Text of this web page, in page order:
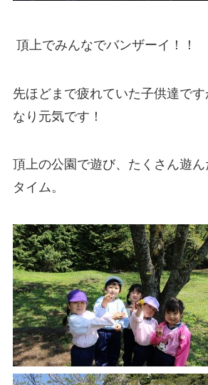
頂上でみんなでバンザーイ！！
先ほどまで疲れていた子供達です
なり元気です！
頂上の公園で遊び、たくさん遊
タイム。